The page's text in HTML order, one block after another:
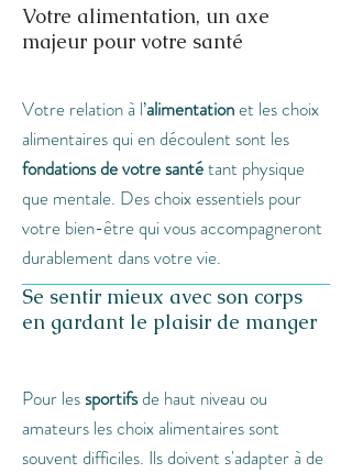
Votre alimentation, un axe
majeur pour votre santé
Votre relation à l’alimentationet les choix
alimentaires qui en découlent sont les
fondations de votre santétant physique
que mentale. Des choix essentiels pour
votre bien-être qui vous accompagneront
durablement dans votre vie.
Se sentir mieux avec son corps
en gardant le plaisir de manger
Pour lessportifsde haut niveau ou
amateurs les choix alimentaires sont
souvent difficiles. Ils doivent s'adapter à de